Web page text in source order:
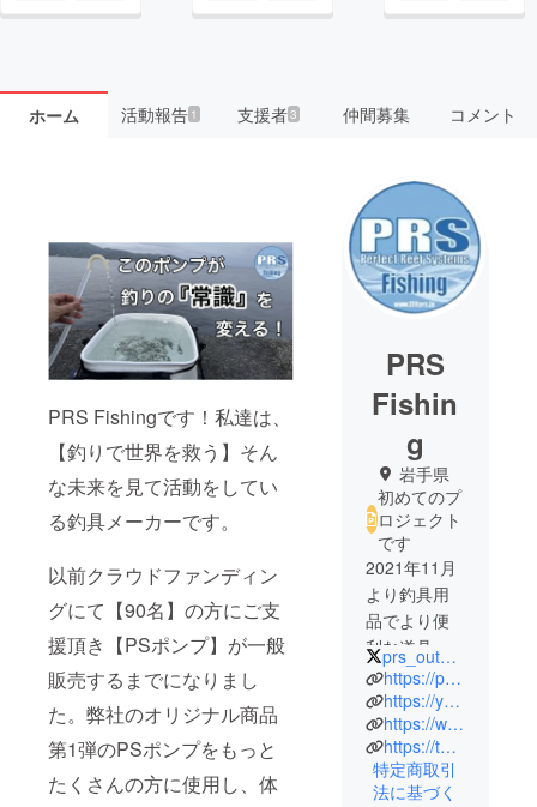
ホーム 活動報告1 支援者3 仲間募集 コメント
PRS Fishingです！私達は、
【釣りで世界を救う】そん
な未来を見て活動をしてい
る釣具メーカーです。
以前クラウドファンディン
グにて【90名】の方にご支
援頂き【PSポンプ】が一般
販売するまでになりまし
た。弊社のオリジナル商品
第1弾のPSポンプをもっと
たくさんの方に使用し、体
PRS
Fishin
g
岩手県
初めてのプ
ロジェクト
です
2021年11月
より釣具用
品でより便
利な道具を
追求し商品
開発を開
始。
【釣りで世
界を救う】
prs_outdoor
https://prs-fishing.store/
https://youtube.com/channel/UCD3vYsddYcVdlKaCtzDkj7g
https://www.facebook.com/PRSFishing/
https://twitter.com/prs_outdoor
特定商取引
法に基づく